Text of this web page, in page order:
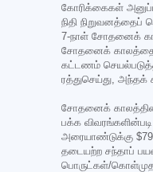
கோரிக்கைகள்
நிதி
7-நாள் சோதனைக்
சோதனைக் காலத்தை
கட்டணம்
ரத்துசெய்து, அந்தக்
சோதனைக் காலத்தின்
பக்க
அரையாண்டுக்கு
தடையற்ற சந்தாப்
பொருட்கள்/